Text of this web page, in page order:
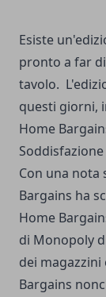
Esiste
pronto a far
tavolo.
questi giorni,
Home
Con una nota
Bargains ha
Home
di Monopoly
dei
Bargains